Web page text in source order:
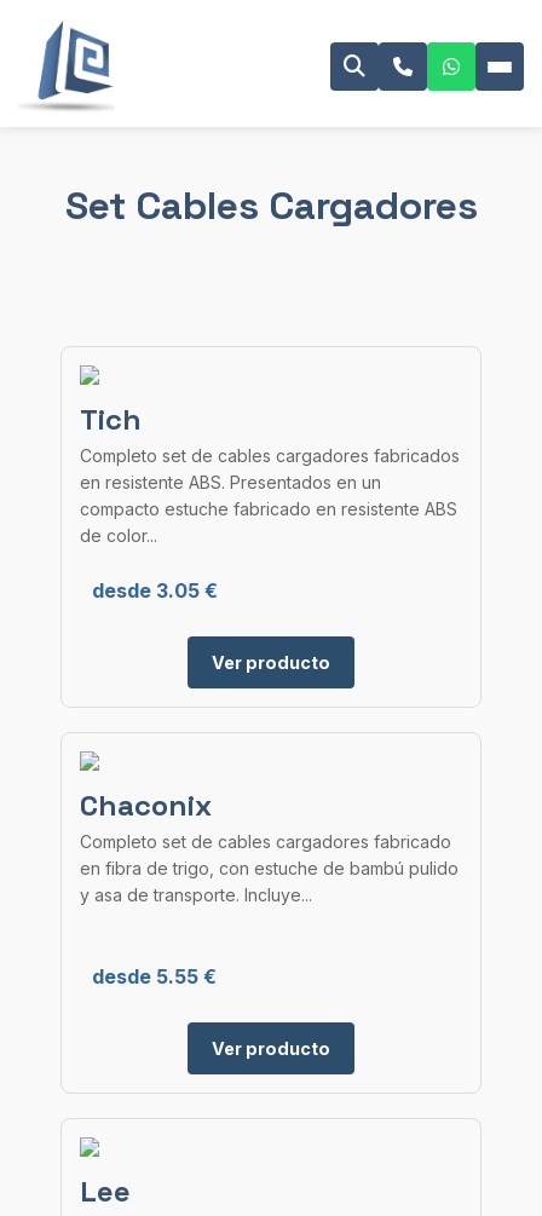
Set Cables Cargadores
Tich
Completo set de cables cargadores fabricados
en resistente ABS. Presentados en un
compacto estuche fabricado en resistente ABS
de color...
desde 3.05 €
Ver producto
Chaconix
Completo set de cables cargadores fabricado
en fibra de trigo, con estuche de bambú pulido
y asa de transporte. Incluye...
desde 5.55 €
Ver producto
Lee